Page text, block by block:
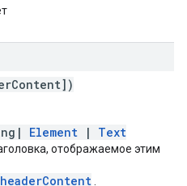
Element | Text
отображаемое этим